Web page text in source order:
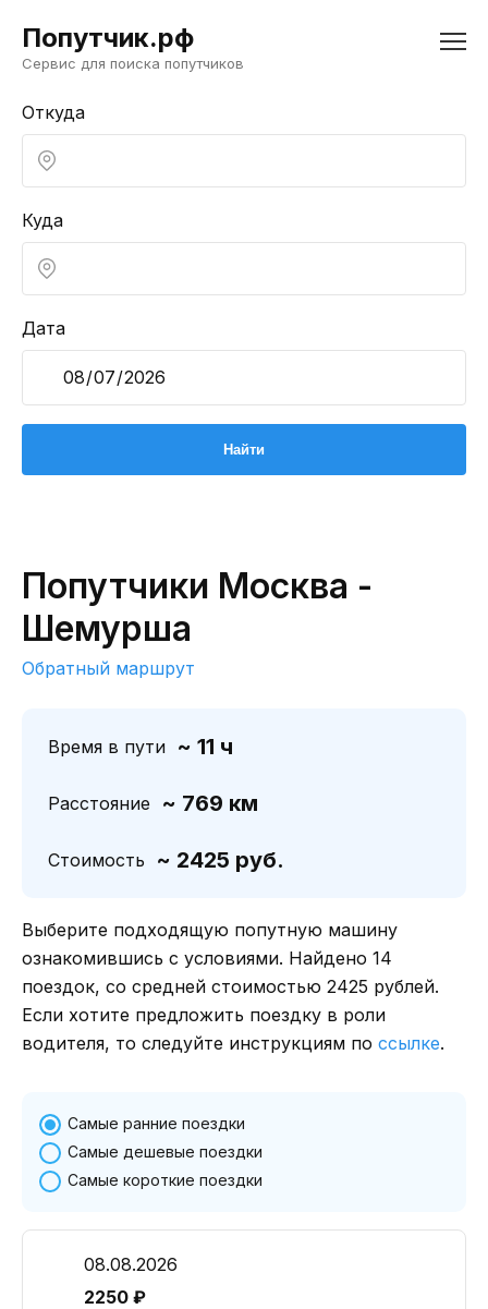
Попутчик.рф
Сервис для поиска попутчиков
Откуда
Куда
Дата
Попутчики Москва -
Шемурша
Обратный маршрут
Время в пути ~ 11 ч
Расстояние ~ 769 км
Стоимость ~ 2425 руб.
Выберите подходящую попутную машину
ознакомившись с условиями. Найдено 14
поездок, со средней стоимостью 2425 рублей.
Если хотите предложить поездку в роли
водителя, то следуйте инструкциям по ссылке.
Самые ранние поездки
Самые дешевые поездки
Самые короткие поездки
08.08.2026
2250 ₽